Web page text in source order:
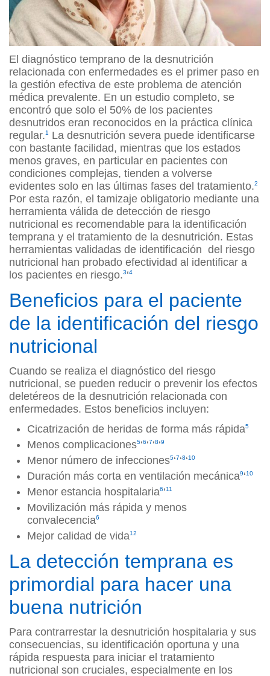
El diagnóstico temprano de la desnutrición
relacionada con enfermedades es el primer paso en
la gestión efectiva de este problema de atención
médica prevalente. En un estudio completo, se
encontró que solo el 50% de los pacientes
desnutridos eran reconocidos en la práctica clínica
regular.1
La desnutrición severa puede identificarse
con bastante facilidad, mientras que los estados
menos graves, en particular en pacientes con
condiciones complejas, tienden a volverse
evidentes solo en las últimas fases del tratamiento.2
Por esta razón, el tamizaje obligatorio mediante una
herramienta válida de detección de riesgo
nutricional es recomendable para la identificación
temprana y el tratamiento de la desnutrición. Estas
herramientas validadas de identificación del riesgo
nutricional han probado efectividad al identificar a
los pacientes en riesgo.3‘4
Beneficios para el paciente
de la identificación del riesgo
nutricional
Cuando se realiza el diagnóstico del riesgo
nutricional, se pueden reducir o prevenir los efectos
deletéreos de la desnutrición relacionada con
enfermedades. Estos beneficios incluyen:
Cicatrización de heridas de forma más rápida5
Menos complicaciones5‘6‘7‘8‘9
Menor número de infecciones5‘7‘8‘10
Duración más corta en ventilación mecánica9‘10
Menor estancia hospitalaria6‘11
Movilización más rápida y menos
convalecencia6
Mejor calidad de vida12
La detección temprana es
primordial para hacer una
buena nutrición
Para contrarrestar la desnutrición hospitalaria y sus
consecuencias, su identificación oportuna y una
rápida respuesta para iniciar el tratamiento
nutricional son cruciales, especialmente en los